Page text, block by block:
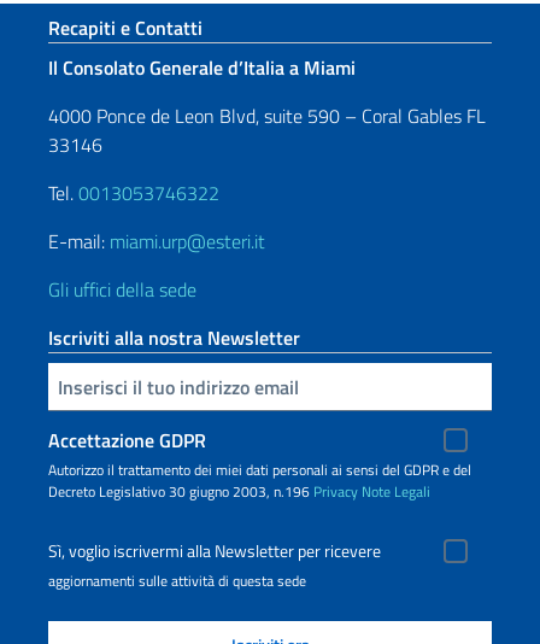
Sezione footer
Recapiti e Contatti
Il Consolato Generale d’Italia a Miami
4000 Ponce de Leon Blvd, suite 590 – Coral Gables FL
33146
Tel.0013053746322
E-mail: miami.urp@esteri.it
Gli uffici della sede
Iscriviti alla nostra Newsletter
Inserisci la tua email
Accettazione GDPR
Autorizzo il trattamento dei miei dati personali ai sensi del GDPR e del
Decreto Legislativo 30 giugno 2003, n.196 Privacy Note Legali
Sì, voglio iscrivermi alla Newsletter per ricevere
aggiornamenti sulle attività di questa sede